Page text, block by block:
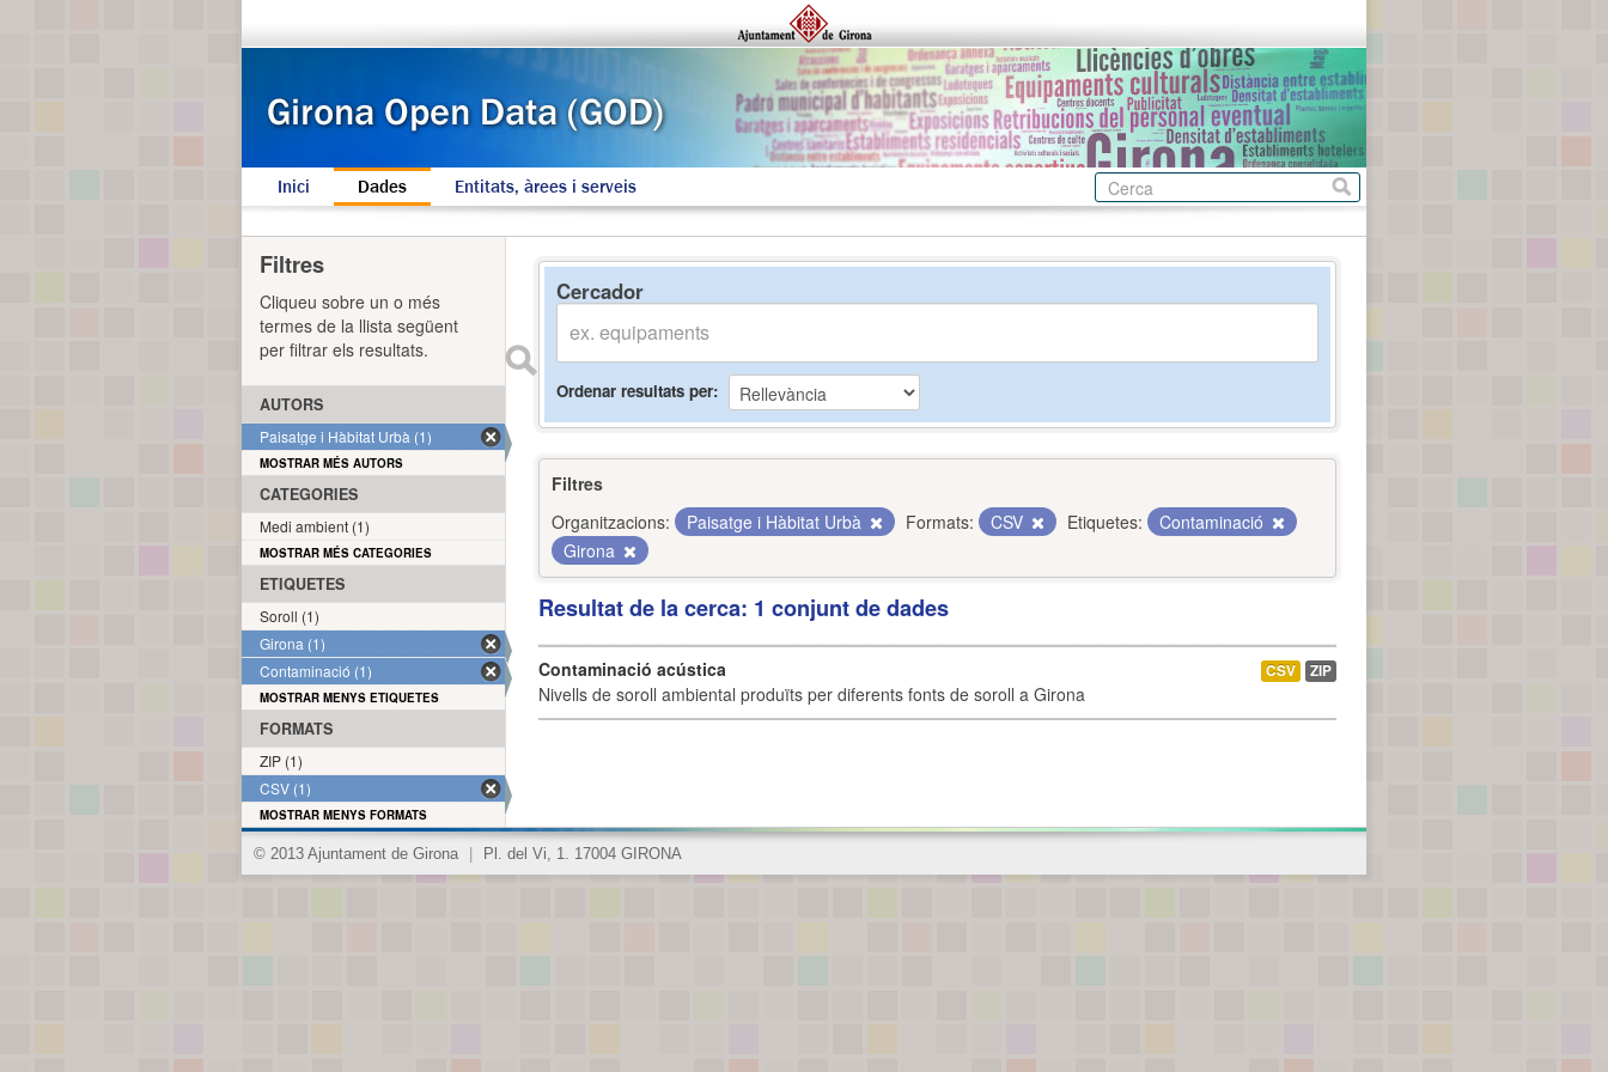
Inici Dades Entitats, àrees i serveis
Cercador
Ordenar resultats per
Filtres
Organitzacions:
Paisatge i Hàbitat Urbà Formats: CSV Etiquetes:
Contaminació
Girona
Resultat de la cerca: 1 conjunt de dades
Contaminació acústica
Nivells de soroll ambiental produïts per diferents fonts de soroll a Girona
CSV ZIP
Filtres
Cliqueu sobre un o més
termes de la llista següent
per filtrar els resultats.
AUTORS
Paisatge i Hàbitat Urbà (1)
MOSTRAR MÉS AUTORS
CATEGORIES
Medi ambient (1)
MOSTRAR MÉS CATEGORIES
ETIQUETES
Soroll (1)
Girona (1)
Contaminació (1)
MOSTRAR MENYS ETIQUETES
FORMATS
ZIP (1)
CSV (1)
MOSTRAR MENYS FORMATS
© 2013 Ajuntament de Girona Pl. del Vi, 1. 17004 GIRONA